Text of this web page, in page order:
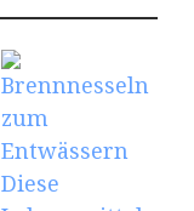
Diese